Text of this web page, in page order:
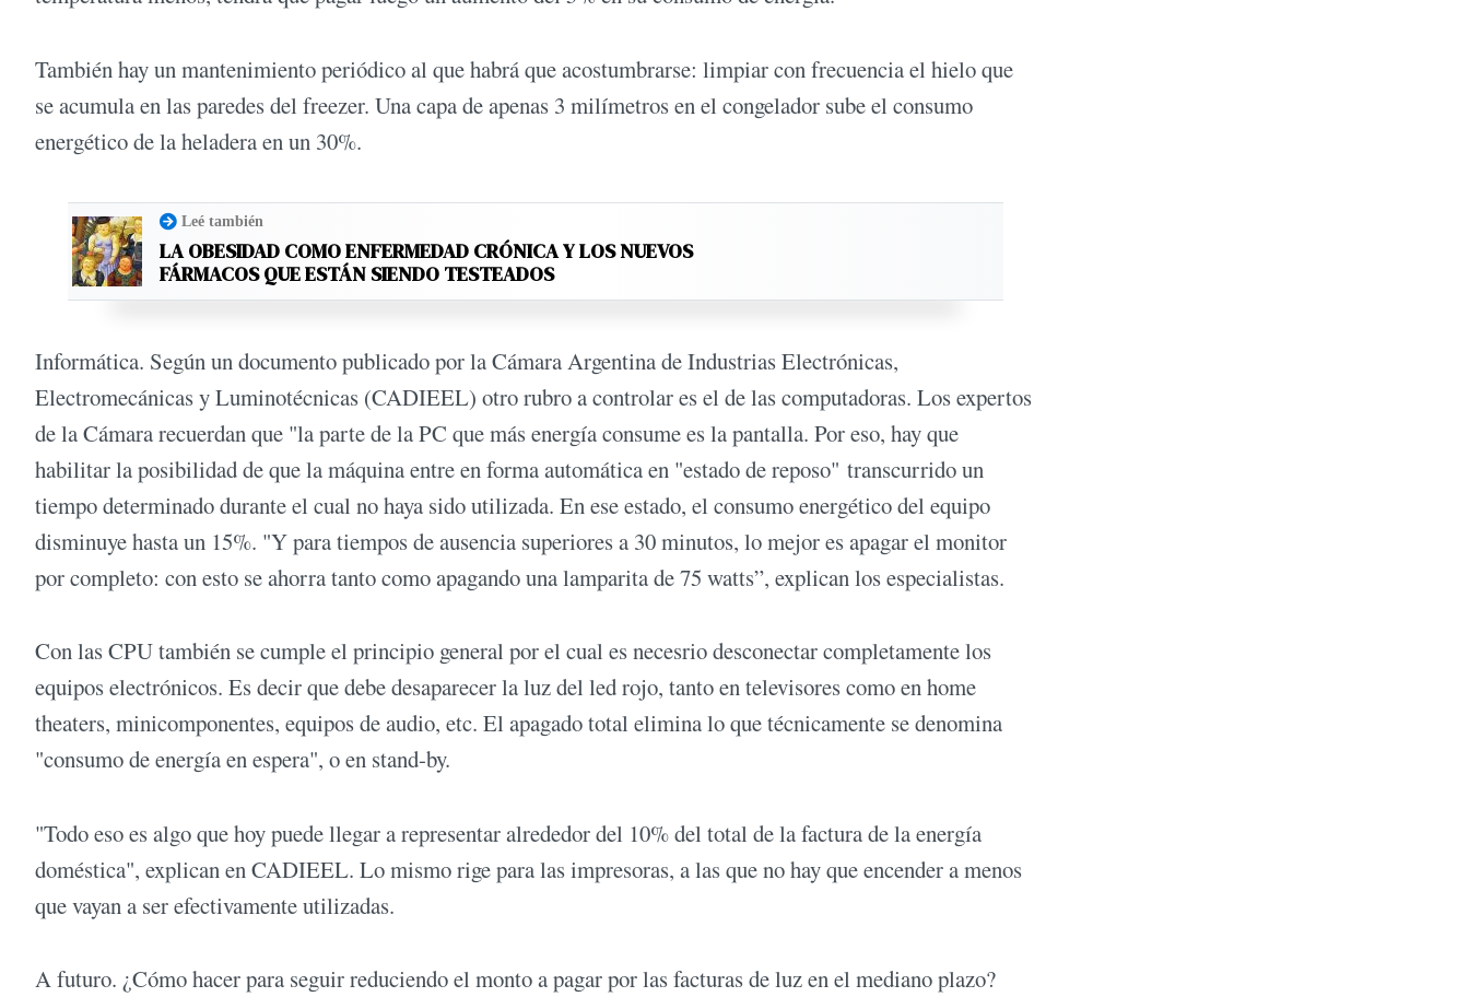
También hay un mantenimiento periódico al que habrá que acostumbrarse: limpiar con frecuencia el hielo que
se acumula en las paredes del freezer. Una capa de apenas 3 milímetros en el congelador sube el consumo
energético de la heladera en un 30%.
Leé también
LA OBESIDAD COMO ENFERMEDAD CRÓNICA Y LOS NUEVOS
FÁRMACOS QUE ESTÁN SIENDO TESTEADOS
Informática. Según un documento publicado por la Cámara Argentina de Industrias Electrónicas,
Electromecánicas y Luminotécnicas (CADIEEL) otro rubro a controlar es el de las computadoras. Los expertos
de la Cámara recuerdan que "la parte de la PC que más energía consume es la pantalla. Por eso, hay que
habilitar la posibilidad de que la máquina entre en forma automática en "estado de reposo" transcurrido un
tiempo determinado durante el cual no haya sido utilizada. En ese estado, el consumo energético del equipo
disminuye hasta un 15%. "Y para tiempos de ausencia superiores a 30 minutos, lo mejor es apagar el monitor
por completo: con esto se ahorra tanto como apagando una lamparita de 75 watts”, explican los especialistas.
Con las CPU también se cumple el principio general por el cual es necesrio desconectar completamente los
equipos electrónicos. Es decir que debe desaparecer la luz del led rojo, tanto en televisores como en home
theaters, minicomponentes, equipos de audio, etc. El apagado total elimina lo que técnicamente se denomina
"consumo de energía en espera", o en stand-by.
"Todo eso es algo que hoy puede llegar a representar alrededor del 10% del total de la factura de la energía
doméstica", explican en CADIEEL. Lo mismo rige para las impresoras, a las que no hay que encender a menos
que vayan a ser efectivamente utilizadas.
A futuro. ¿Cómo hacer para seguir reduciendo el monto a pagar por las facturas de luz en el mediano plazo?